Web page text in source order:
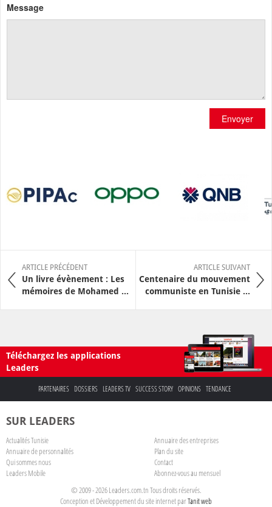
Message
Envoyer
ARTICLE PRÉCÉDENT
Un livre évènement : Les
mémoires de Mohamed ...
ARTICLE SUIVANT
Centenaire du mouvement
communiste en Tunisie ...
Téléchargez les applications
Leaders
PARTENAIRES DOSSIERS LEADERS TV SUCCESS STORY OPINIONS TENDANCE
SUR LEADERS
Actualités Tunisie
Annuaire des entreprises
Annuaire de personnalités
Plan du site
Qui sommes nous
Contact
Leaders Mobile
Abonnez-vous au mensuel
© 2009 - 2026 Leaders.com.tn Tous droits réservés.
Conception et Développement du site internet parTanit web